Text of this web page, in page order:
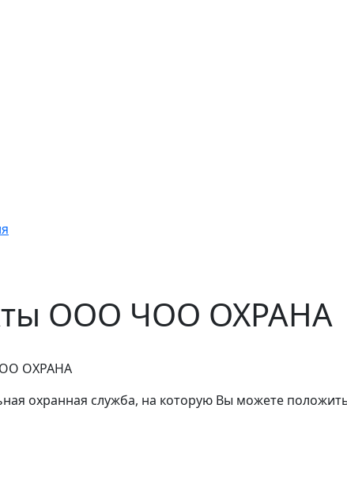
ООО ЧОО ОХРАНА
ОХРАНА
охранная служба, на которую Вы можете